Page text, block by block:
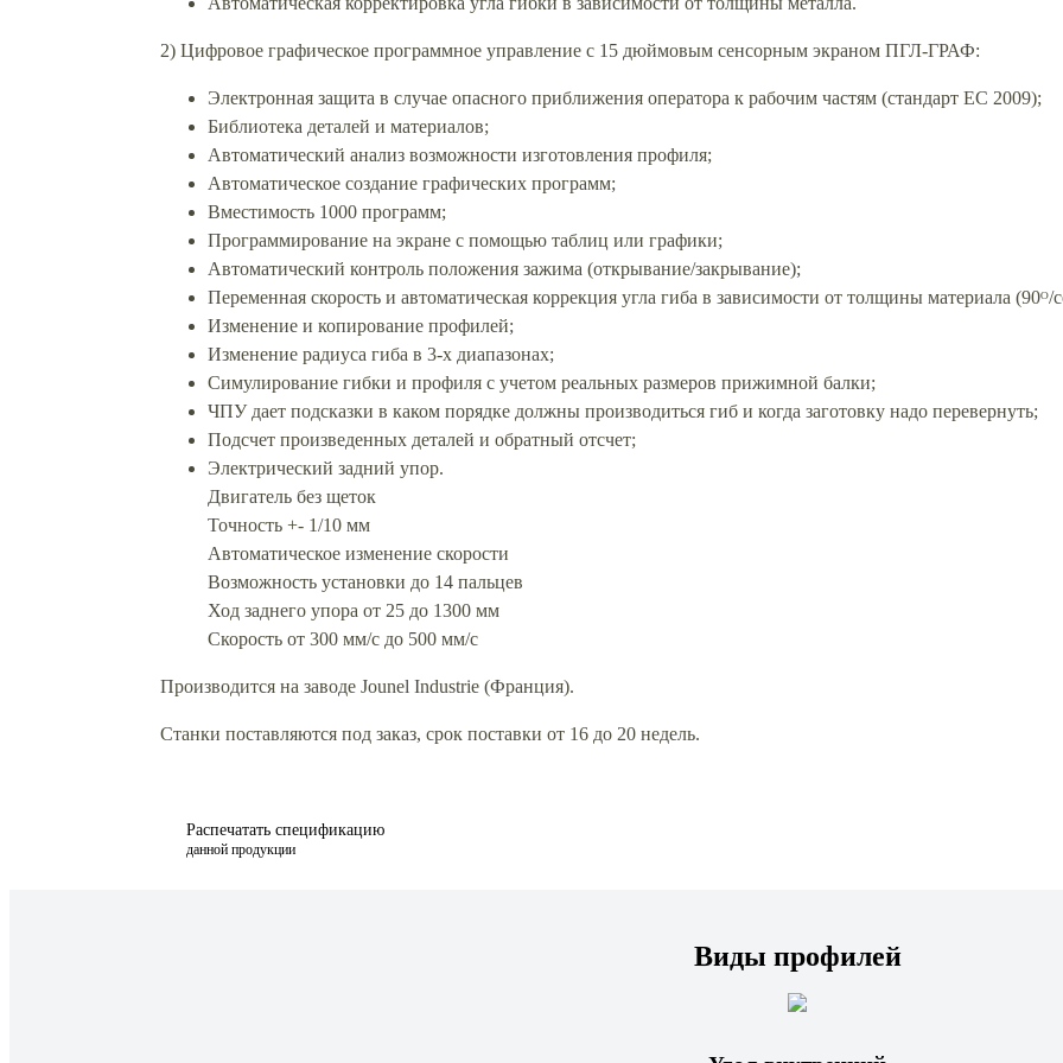
2) Цифровое графическое программное управление с 15 дюймовым сенсорным экраном ПГЛ-ГРАФ:
Электронная защита в случае опасного приближения оператора к рабочим частям (стандарт ЕС 2009);
Библиотека деталей и материалов;
Автоматический анализ возможности изготовления профиля;
Автоматическое создание графических программ;
Вместимость 1000 программ;
Программирование на экране с помощью таблиц или графики;
Автоматический контроль положения зажима (открывание/закрывание);
Переменная скорость и автоматическая коррекция угла гиба в зависимости от толщины материала (90ᴼ/
Изменение и копирование профилей;
Изменение радиуса гиба в 3-х диапазонах;
Симулирование гибки и профиля с учетом реальных размеров прижимной балки;
ЧПУ дает подсказки в каком порядке должны производиться гиб и когда заготовку надо перевернуть;
Подсчет произведенных деталей и обратный отсчет;
Электрический задний упор.
Двигатель без щеток
Точность +- 1/10 мм
Автоматическое изменение скорости
Возможность установки до 14 пальцев
Ход заднего упора от 25 до 1300 мм
Скорость от 300 мм/с до 500 мм/с
Производится на заводе Jounel Industrie (Франция).
Станки поставляются под заказ, срок поставки от 16 до 20 недель.
Распечатать спецификацию
данной продукции
Виды профилей